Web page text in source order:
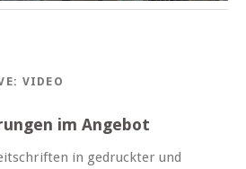
VIDEO
im Angebot
in gedruckter und